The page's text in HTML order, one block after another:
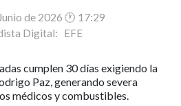
de 2026 🕐 17:29
Digital: EFE
cumplen 30 días exigiendo la
Paz, generando severa
médicos y combustibles.